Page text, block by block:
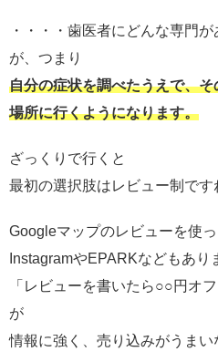
・・・・歯医者にどんな専門
が、つまり
自分の症状を調べたうえで、
場所に行くようになります。
ざっくりで行くと
最初の選択肢はレビュー制です
Googleマップのレビューを使っ
InstagramやEPARKなどもあり
「レビューを書いたら○○円オ
が
情報に強く、売り込みがうまい